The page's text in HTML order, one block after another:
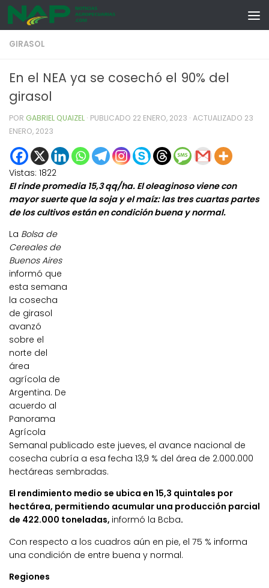
Skip to content
GIRASOL
En el NEA ya se cosechó el 90% del
girasol
POR GABRIEL QUAIZEL · PUBLICADO 22 ENERO, 2023 · ACTUALIZADO 23
ENERO, 2023
Vistas: 1822
El rinde promedia 15,3 qq/ha. El oleaginoso viene con
mayor suerte que la soja y el maíz: las tres cuartas partes
de los cultivos están en condición buena y normal.
La Bolsa de
Cereales de
Buenos Aires
informó que
esta semana
la cosecha
de girasol
avanzó
sobre el
norte del
área
agrícola de
Argentina. De
acuerdo al
Panorama
Agrícola
Semanal publicado este jueves, el avance nacional de
cosecha cubría a esa fecha 13,9 % del área de 2.000.000
hectáreas sembradas.
El rendimiento medio se ubica en 15,3 quintales por
hectárea, permitiendo acumular una producción parcial
de 422.000 toneladas, informó la Bcba.
Con respecto a los cuadros aún en pie, el 75 % informa
una condición de entre buena y normal.
Regiones